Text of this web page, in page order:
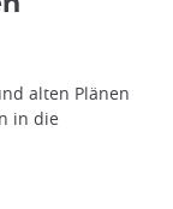
alten Plänen
in die